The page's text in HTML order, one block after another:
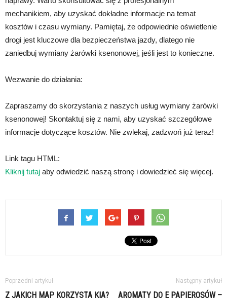
mechanikiem, aby uzyskać dokładne informacje na temat
kosztów i czasu wymiany. Pamiętaj, że odpowiednie oświetlenie
drogi jest kluczowe dla bezpieczeństwa jazdy, dlatego nie
zaniedbuj wymiany żarówki ksenonowej, jeśli jest to konieczne.
Wezwanie do działania:
Zapraszamy do skorzystania z naszych usług wymiany żarówki
ksenonowej! Skontaktuj się z nami, aby uzyskać szczegółowe
informacje dotyczące kosztów. Nie zwlekaj, zadzwoń już teraz!
Link tagu HTML:
Kliknij tutaj aby odwiedzić naszą stronę i dowiedzieć się więcej.
Poprzedni artykuł
Z JAKICH MAP KORZYSTA KIA?
Następny artykuł
AROMATY DO E PAPIEROSÓW –